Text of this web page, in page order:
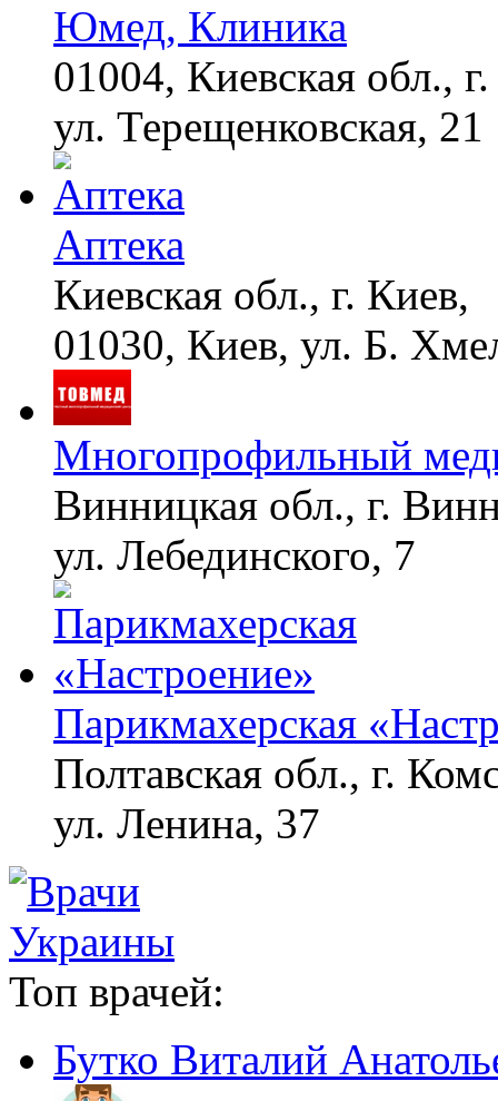
Юмед, Клиника
01004, Киевская обл.,
ул. Терещенковская, 21
Аптека
Киевская обл., г. Киев,
01030, Киев, ул. Б.
Многопрофильный
Винницкая обл., г.
ул. Лебединского, 7
Парикмахерская
Полтавская обл., г.
ул. Ленина, 37
Топ врачей:
Бутко Виталий